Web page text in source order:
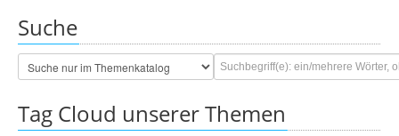
Suche
Tag Cloud unserer Themen